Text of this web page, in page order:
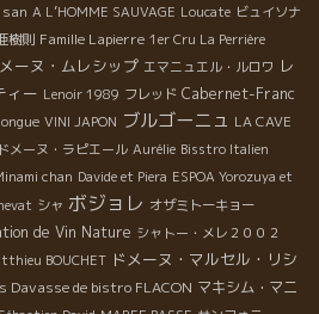
A L’HOMME SAUVAGE Loucate ビュイソナ
樹則 Famille Lapierre 1er Cru La Perrière
ーヌ・ムレシップ エマニュエル・ルロワ レ
ィー Lenoir 1989 フレッド Cabernet-Franc
VINI JAPON ブルゴーニュ LA CAVE
ドメーヌ・ラピエール Aurélie Bisstro Italien
chan Davide et Piera ESPOA Yorozuya et
シャ ボジョレ オザミトーキョー
de Vin Nature シャトー・メレ２００２
BOUCHET ドメーヌ・マルセル・リシ
Davasse de bistro FLACON マキシム・マニ